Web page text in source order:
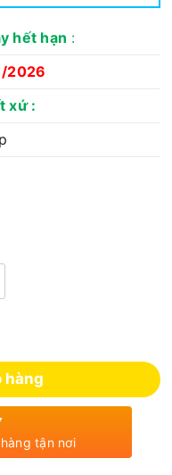
hết hạn :
2026
xứ :
hàng
tận nơi